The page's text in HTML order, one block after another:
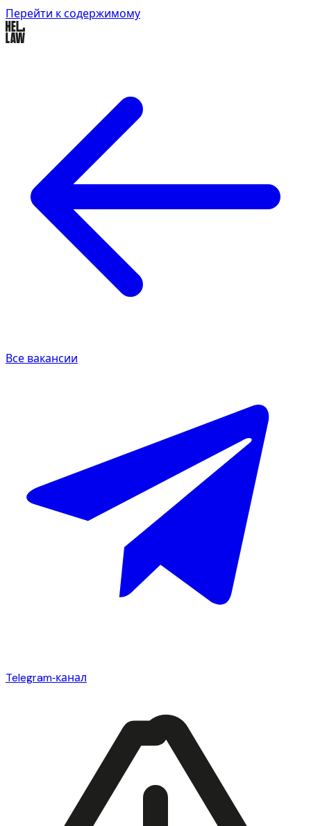
Перейти к содержимому
Все вакансии
Telegram‑канал